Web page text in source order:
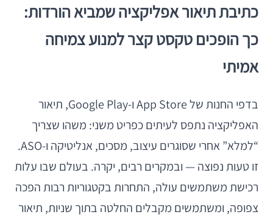
כתיבת תיאור אפליקציה שמביא הורדות:
כך הופכים טקסט קצר למנוע צמיחה
אמיתי
בדפי החנות של App Store ו-Google Play, תיאור
האפליקציה נתפס לעיתים כפריט משני: משהו שצריך
“למלא” אחרי שסוגרים עיצוב, מסכים, אנליטיקה ו-ASO.
זו טעות נפוצה — ובמקרים רבים, יקרה. בעולם שבו עלות
רכישת משתמשים עולה, התחרות בקטגוריות רבות הפכה
צפופה, ומשתמשים מקבלים החלטה בתוך שניות, תיאור